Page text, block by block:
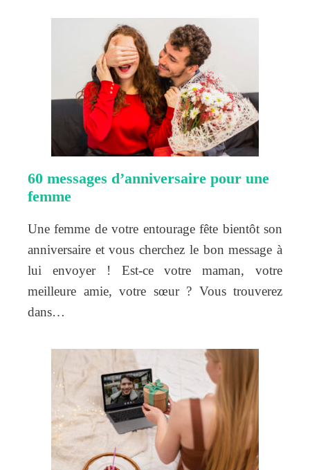
60 messages d’anniversaire pour une
femme
Une femme de votre entourage fête bientôt son
anniversaire et vous cherchez le bon message à
lui envoyer ! Est-ce votre maman, votre
meilleure amie, votre sœur ? Vous trouverez
dans…